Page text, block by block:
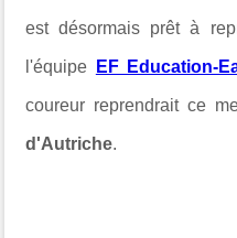
est désormais prêt à
l'équipe EF Education-
coureur reprendrait ce
d'Autriche.